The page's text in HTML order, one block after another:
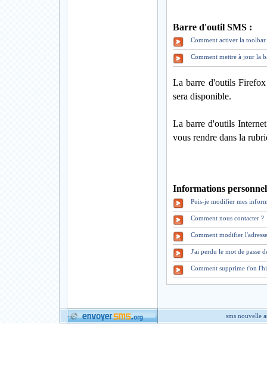
Barre d'outil SMS :
Comment activer la
Comment mettre à jour la
La barre d'outils
sera disponible.
La barre d'outils
vous rendre dans la
Informations
Puis-je modifier mes
Comment nous contacter ?
Comment modifier
J'ai perdu le mot de passe
Comment supprime t'on
sms nouvelle